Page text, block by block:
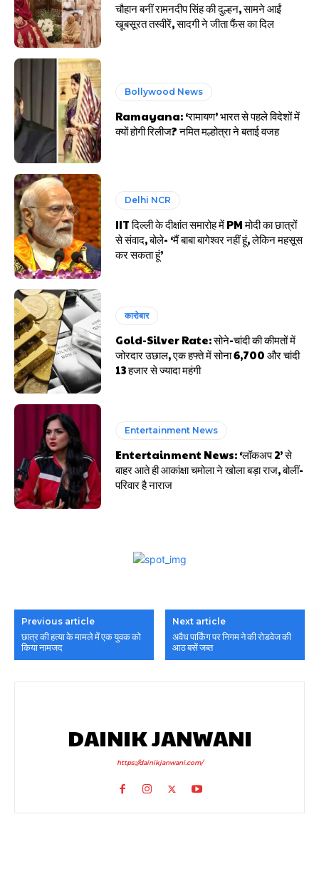
चौहान बनीं रामनदीप सिंह की दुल्हन, सामने आईं
खूबसूरत तस्वीरें, सादगी ने जीता फैंस का दिल
Bollywood News
Ramayana: ‘रामायण’ भारत से पहले विदेशों में
क्यों होगी रिलीज? नमित मल्होत्रा ने बताई वजह
Delhi NCR
IIT दिल्ली के दीक्षांत समारोह में PM मोदी का छात्रों
से संवाद, बोले- ‘मैं बाबा बागेश्वर नहीं हूं, लेकिन महसूस
कर सकता हूं’
कारोबार
Gold-Silver Rate: सोने-चांदी की कीमतों में
जोरदार उछाल, एक हफ्ते में सोना ₹6,700 और चांदी
₹13 हजार से ज्यादा महंगी
Entertainment News
Entertainment News: ‘लॉकअप 2’ से
बाहर आते ही आकांक्षा चमोला ने खोला बड़ा राज, बोलीं-
परिवार है नाराज
Previous article
छात्र की हत्या के मामले में एक युवक को
किया नामजद
Next article
अवैध पार्किंग पर निगम ने की रोडवेज की
आठ बसें जब्त
DAINIK JANWANI
https://dainikjanwani.com/